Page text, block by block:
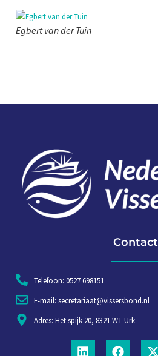
Egbert van der Tuin
Contact
Telefoon: 0527 698151
E-mail: secretariaat@vissersbond.nl
Adres: Het spijk 20, 8321 WT Urk